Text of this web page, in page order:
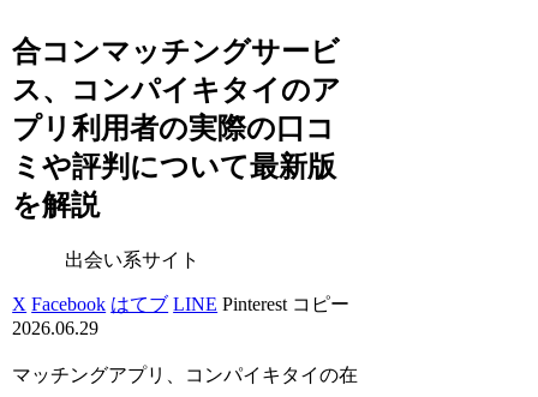
合コンマッチングサービ
ス、コンパイキタイのア
プリ利用者の実際の口コ
ミや評判について最新版
を解説
出会い系サイト
X Facebook はてブ LINE Pinterest コピー
2026.06.29
マッチングアプリ、コンパイキタイの在